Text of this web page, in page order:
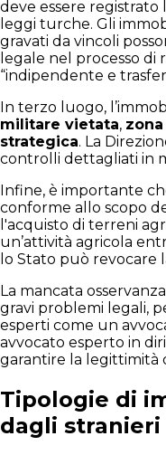
deve essere
leggi turche. Gli
gravati da vincoli
legale nel processo di
“indipendente e
In terzo luogo,
militare vietata,
strategica. La
controlli dettagliati in
Infine, è importante
conforme allo scopo
l'acquisto di terreni
un’attività agricola
lo Stato può revocare
La mancata
gravi problemi legali,
esperti come un
avvocato esperto in
garantire la legittimità
Tipologie di
dagli stranieri